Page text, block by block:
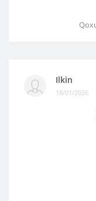
Ilkin
18/01/2026